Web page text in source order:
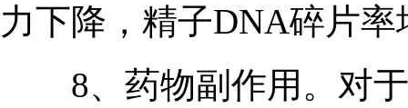
力下降，精子DNA碎片率
8、药物副作用。对于